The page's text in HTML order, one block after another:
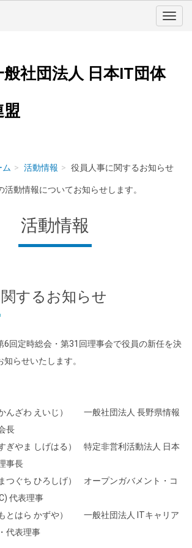
般社団法人 日本IT団体
盟
ム 活動情報 役員人事に関するお知らせ
活動情報についてお知らせします。
活動情報
するお知らせ
6回定時総会・第31回理事会で役員の新任を決
らせいたします。
かんざわ えいじ） 一般社団法人 長野県情報
長
ぎやま しげはる） 特定非営利活動法人 日本
事長
つぐち ひろしげ） オープンガバメント・コ
代表理事
もとはら かずや） 一般社団法人 ITキャリア
代表理事